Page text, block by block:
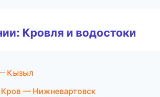
Кровля и водостоки
Кызыл
— Нижневартовск